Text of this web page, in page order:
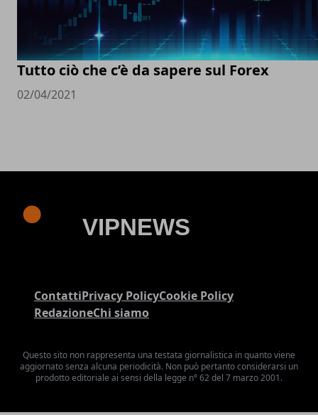
Tutto ciò che c’è da sapere sul Forex
02/04/2021
ContattiPrivacy PolicyCookie Policy
RedazioneChi siamo
Questo sito non rappresenta una testata giornalistica in quanto viene
aggiornato senza alcuna periodicità. Non può pertanto considerarsi un
prodotto editoriale ai sensi della legge n° 62 del 7 marzo 2001.